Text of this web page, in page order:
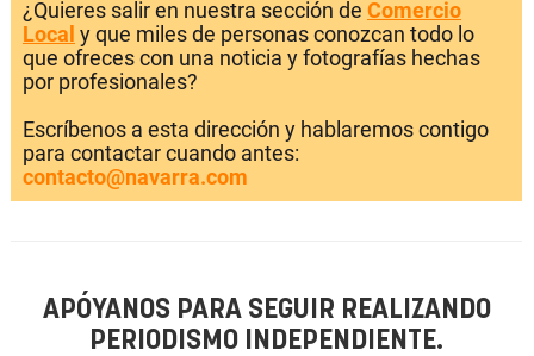
¿Quieres salir en nuestra sección de Comercio
Local y que miles de personas conozcan todo lo
que ofreces con una noticia y fotografías hechas
por profesionales?
Escríbenos a esta dirección y hablaremos contigo
para contactar cuando antes:
contacto@navarra.com
APÓYANOS PARA SEGUIR REALIZANDO
PERIODISMO INDEPENDIENTE.